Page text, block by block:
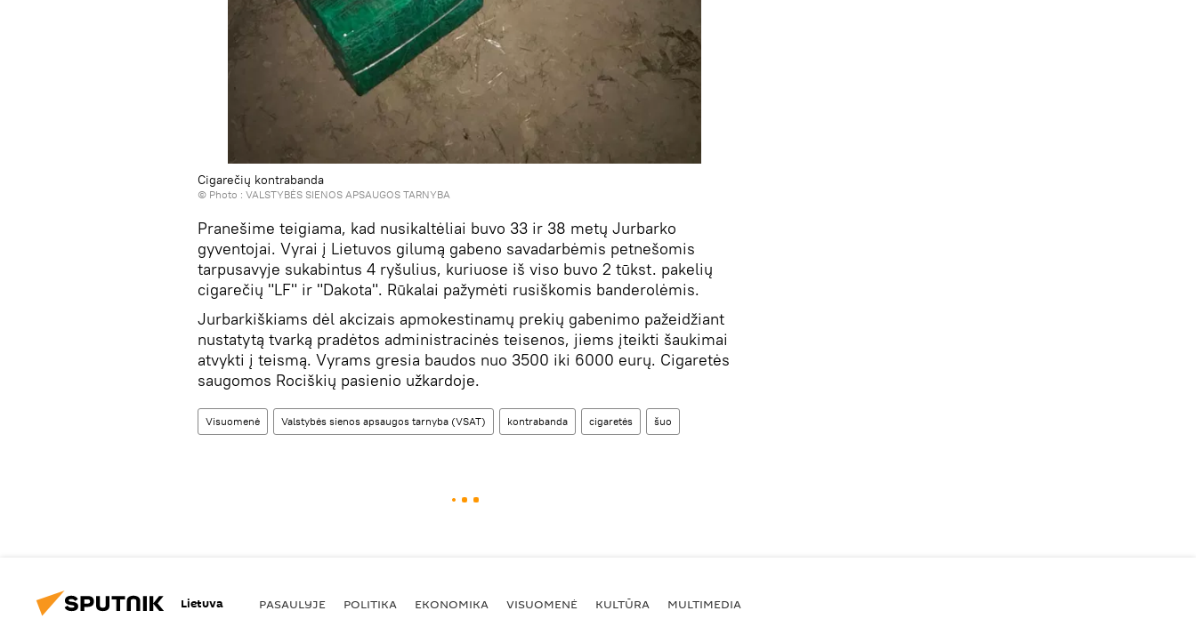
Cigarečių kontrabanda
© Photo : VALSTYBĖS SIENOS APSAUGOS TARNYBA
Pranešime teigiama, kad nusikaltėliai buvo 33 ir 38 metų Jurbarko
gyventojai. Vyrai į Lietuvos gilumą gabeno savadarbėmis petnešomis
tarpusavyje sukabintus 4 ryšulius, kuriuose iš viso buvo 2 tūkst. pakelių
cigarečių "LF" ir "Dakota". Rūkalai pažymėti rusiškomis banderolėmis.
Jurbarkiškiams dėl akcizais apmokestinamų prekių gabenimo pažeidžiant
nustatytą tvarką pradėtos administracinės teisenos, jiems įteikti šaukimai
atvykti į teismą. Vyrams gresia baudos nuo 3500 iki 6000 eurų. Cigaretės
saugomos Rociškių pasienio užkardoje.
Visuomenė Valstybės sienos apsaugos tarnyba (VSAT) kontrabanda cigaretės šuo
Lietuva PASAULYJE POLITIKA EKONOMIKA VISUOMENĖ KULTŪRA MULTIMEDIA